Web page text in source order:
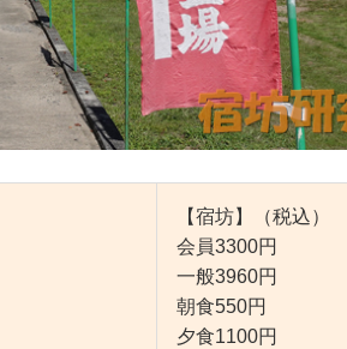
【宿坊】（税込）
会員3300円
一般3960円
朝食550円
夕食1100円